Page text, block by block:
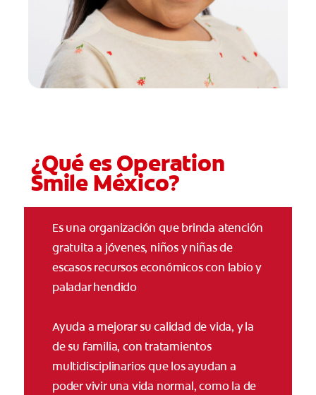
CHEQUEO DE SALUD BUCAL
SELECCIÓN DE PRODUCTOS
¿Qué es Operation
Smile México?
Es una organización que brinda atención
gratuita a jóvenes, niños y niñas de
escasos recursos económicos con labio y
paladar hendido
Ayuda a mejorar su calidad de vida, y la
de su familia, con tratamientos
multidisciplinarios que los ayudan a
poder vivir una vida normal, como la de